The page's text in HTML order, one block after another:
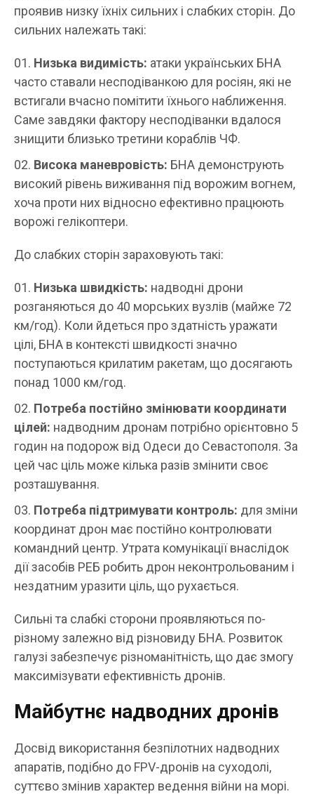
проявив низку їхніх сильних і слабких сторін. До
сильних належать такі:
Низька видимість: атаки українських БНА
часто ставали несподіванкою для росіян, які не
встигали вчасно помітити їхнього наближення.
Саме завдяки фактору несподіванки вдалося
знищити близько третини кораблів ЧФ.
Висока маневровість: БНА демонструють
високий рівень виживання під ворожим вогнем,
хоча проти них відносно ефективно працюють
ворожі гелікоптери.
До слабких сторін зараховують такі:
Низька швидкість: надводні дрони
розганяються до 40 морських вузлів (майже 72
км/год). Коли йдеться про здатність уражати
цілі, БНА в контексті швидкості значно
поступаються крилатим ракетам, що досягають
понад 1000 км/год.
Потреба постійно змінювати координати
цілей: надводним дронам потрібно орієнтовно 5
годин на подорож від Одеси до Севастополя. За
цей час ціль може кілька разів змінити своє
розташування.
Потреба підтримувати контроль: для зміни
координат дрон має постійно контролювати
командний центр. Утрата комунікації внаслідок
дії засобів РЕБ робить дрон неконтрольованим і
нездатним уразити ціль, що рухається.
Сильні та слабкі сторони проявляються по-
різному залежно від різновиду БНА. Розвиток
галузі забезпечує різноманітність, що дає змогу
максимізувати ефективність дронів.
Майбутнє надводних дронів
Досвід використання безпілотних надводних
апаратів, подібно до FPV-дронів на суходолі,
суттєво змінив характер ведення війни на морі.